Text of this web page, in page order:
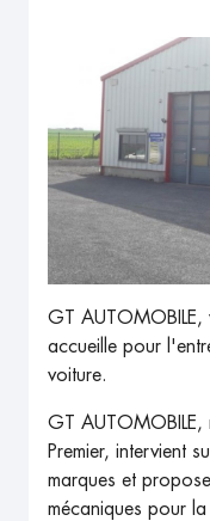
GT AUTOMOBILE,
accueille pour
voiture.
GT AUTOMOBILE,
Premier, intervient
marques et
mécaniques pour